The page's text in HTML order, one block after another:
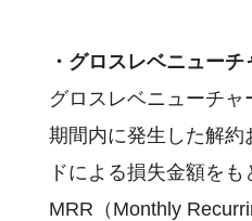
・グロスレベニューチ
グロスレベニューチャ
期間内に発生した解約
ドによる損失金額をも
MRR（Monthly